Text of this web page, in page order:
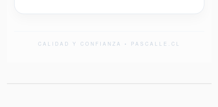
CALIDAD Y CONFIANZA • PASCALLE.CL